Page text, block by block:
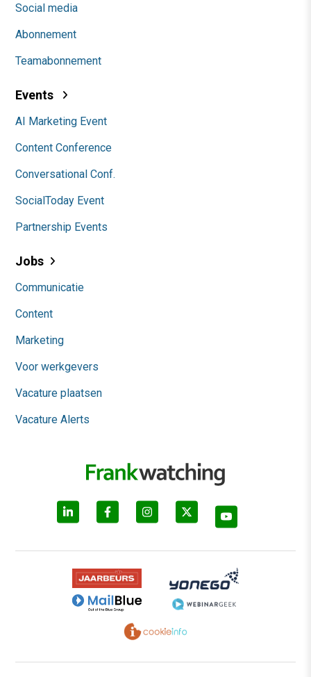
Social media
Abonnement
Teamabonnement
Events
AI Marketing Event
Content Conference
Conversational Conf.
SocialToday Event
Partnership Events
Jobs
Communicatie
Content
Marketing
Voor werkgevers
Vacature plaatsen
Vacature Alerts